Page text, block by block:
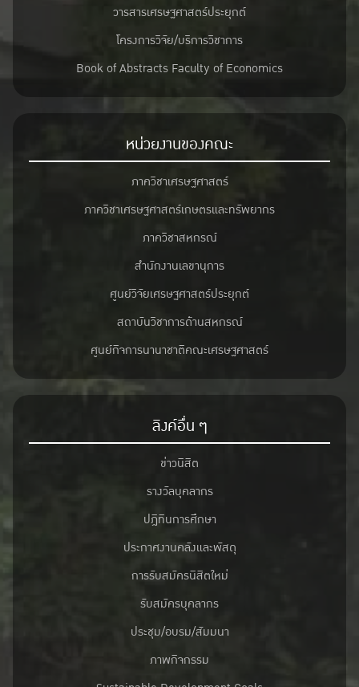
วารสารเศรษฐศาสตร์ประยุกต์
โครงการวิจัย/บริการวิชาการ
Book of Abstracts Faculty of Economics
หน่วยงานของคณะ
ภาควิชาเศรษฐศาสตร์
ภาควิชาเศรษฐศาสตร์เกษตรและทรัพยากร
ภาควิชาสหกรณ์
สำนักงานเลขานุการ
ศูนย์วิจัยเศรษฐศาสตร์ประยุกต์
สถาบันวิชาการด้านสหกรณ์
ศูนย์กิจการนานาชาติคณะเศรษฐศาสตร์
ลิงค์อื่น ๆ
ข่าวนิสิต
รางวัลบุคลากร
ปฎิทินการศึกษา
ประกาศงานคลังและพัสดุ
การรับสมัครนิสิตใหม่
รับสมัครบุคลากร
ประชุม/อบรม/สัมมนา
ภาพกิจกรรม